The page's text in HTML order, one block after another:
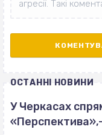
ОСТАННІ НОВИНИ
У Черкасах